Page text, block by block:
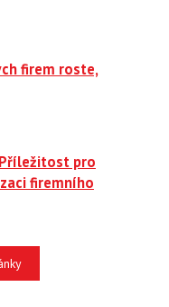
firem roste,
pro
firemního